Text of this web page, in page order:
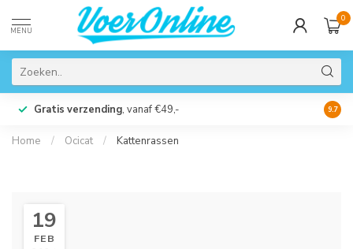
MENU
0
Gratis verzending, vanaf €49,- 9.7
Home / Ocicat / Kattenrassen
19
FEB